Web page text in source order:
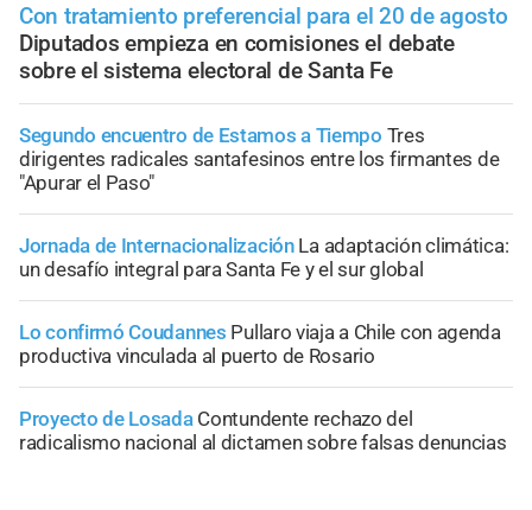
Con tratamiento preferencial para el 20 de agosto
Diputados empieza en comisiones el debate
sobre el sistema electoral de Santa Fe
Segundo encuentro de Estamos a Tiempo Tres
dirigentes radicales santafesinos entre los firmantes de
"Apurar el Paso"
Jornada de Internacionalización La adaptación climática:
un desafío integral para Santa Fe y el sur global
Lo confirmó Coudannes Pullaro viaja a Chile con agenda
productiva vinculada al puerto de Rosario
Proyecto de Losada Contundente rechazo del
radicalismo nacional al dictamen sobre falsas denuncias